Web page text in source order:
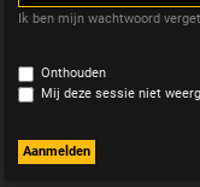
Ik ben mijn wachtwoord
Onthouden
Mij deze sessie niet